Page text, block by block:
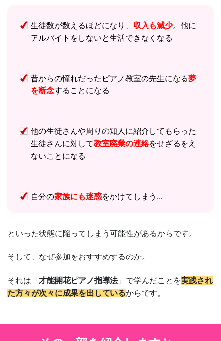
生徒数が数えるほどになり、 収入も減少。他に
アルバイトをしないと生活できなくなる
昔からの憧れだったピアノ教室の先生になる夢
を断念することになる
他の生徒さんや周りの知人に紹介してもらった
生徒さんに対して教室廃業の連絡をせざるをえ
ないことになる
自分の家族にも迷惑をかけてしまう...
といった状態に陥ってしまう可能性があるからです。
そして、なぜ参加をおすすめするのか。
それは「 才能開花ピアノ指導法」で学んだことを実践され
た方々が次々に成果を出しているからです。